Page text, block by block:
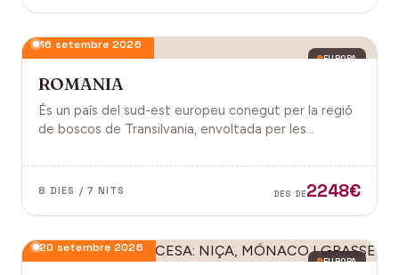
EUROPA
16 setembre 2026
ROMANIA
És un país del sud-est europeu conegut per la regió
de boscos de Transilvania, envoltada per les
segle XIV i el Castell de Peles.
8 DIES / 7 NITS DES DE2248€
EUROPA
20 setembre 2026